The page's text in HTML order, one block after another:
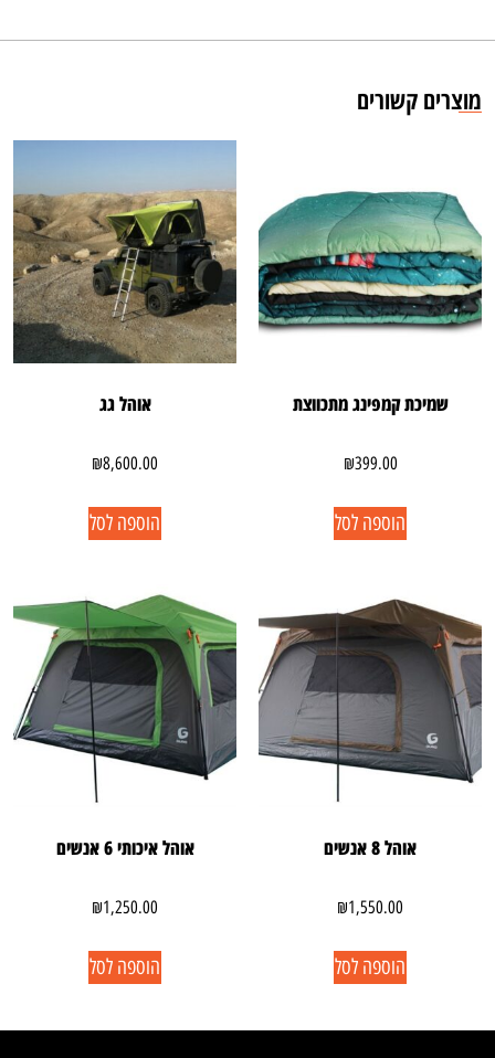
מוצרים קשורים
שמיכת קמפינג מתכווצת
₪399.00
הוספה לסל
אוהל גג
₪8,600.00
הוספה לסל
אוהל 8 אנשים
₪1,550.00
הוספה לסל
אוהל איכותי 6 אנשים
₪1,250.00
הוספה לסל